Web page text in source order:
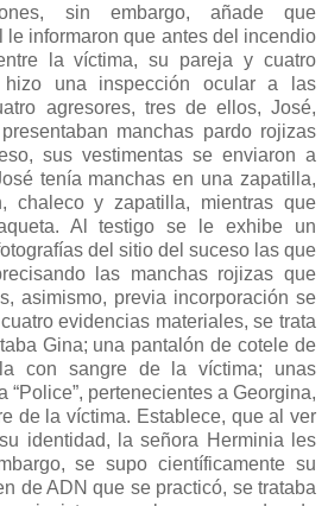
sin embargo, añade que
informaron que antes del incendio
la víctima, su pareja y cuatro
una inspección ocular a las
agresores, tres de ellos, José,
manchas pardo rojizas
sus vestimentas se enviaron a
tenía manchas en una zapatilla,
chaleco y zapatilla, mientras que
Al testigo se le exhibe un
del sitio del suceso las que
las manchas rojizas que
asimismo, previa incorporación se
evidencias materiales, se trata
Gina; una pantalón de cotele de
con sangre de la víctima; unas
“Police”, pertenecientes a Georgina,
de la víctima. Establece, que al ver
identidad, la señora Herminia les
se supo científicamente su
de ADN que se practicó, se trataba